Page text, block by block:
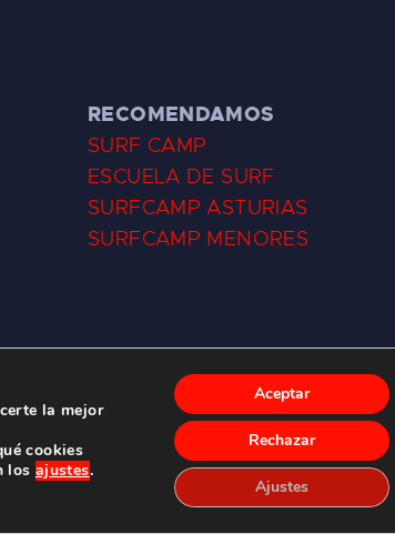
RECOMENDAMOS
SURF CAMP
ESCUELA DE SURF
SURFCAMP ASTURIAS
SURFCAMP MENORES
2026.
1, SALINAS (ASTURIAS)
la mejor
cookies
los ajustes.
Aceptar
Rechazar
Ajustes